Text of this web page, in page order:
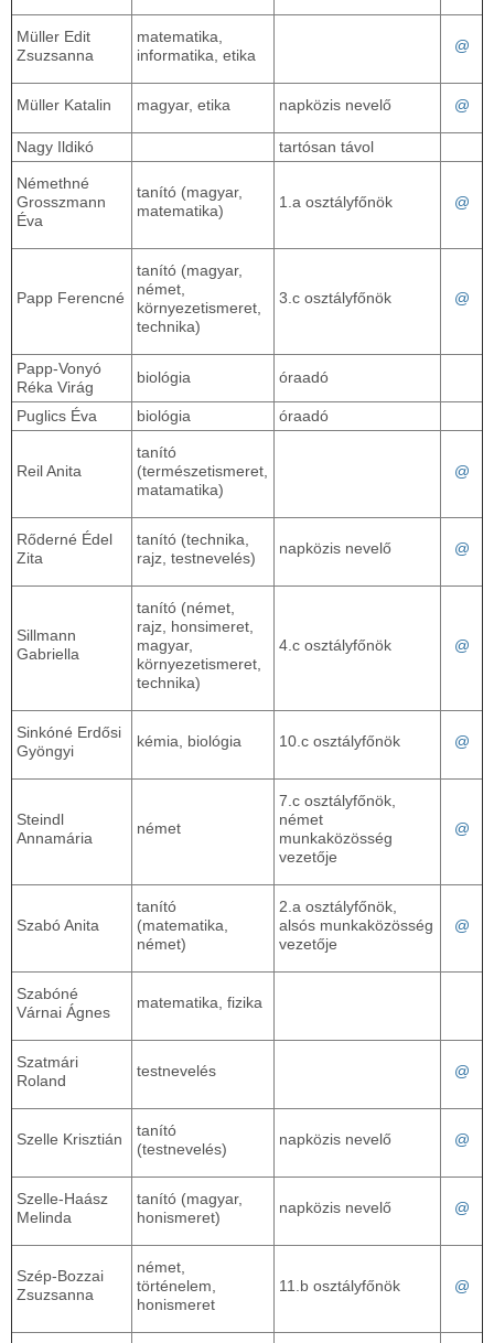
Müller Edit
Zsuzsanna
matematika,
informatika, etika
@
Müller Katalin magyar, etika napközis nevelő @
Nagy Ildikó tartósan távol
Némethné
Grosszmann
Éva
tanító (magyar,
matematika)
1.a osztályfőnök @
Papp Ferencné
tanító (magyar,
német,
környezetismeret,
technika)
3.c osztályfőnök @
Papp-Vonyó
Réka Virág
biológia óraadó
Puglics Éva biológia óraadó
Reil Anita
tanító
(természetismeret,
matamatika)
@
Rőderné Édel
Zita
tanító (technika,
rajz, testnevelés)
napközis nevelő @
Sillmann
Gabriella
tanító (német,
rajz, honsimeret,
magyar,
környezetismeret,
technika)
4.c osztályfőnök @
Sinkóné Erdősi
Gyöngyi
kémia, biológia 10.c osztályfőnök @
Steindl
Annamária
német
7.c osztályfőnök,
német
munkaközösség
vezetője
@
Szabó Anita
tanító
(matematika,
német)
2.a osztályfőnök,
alsós munkaközösség
vezetője
@
Szabóné
Várnai Ágnes
matematika, fizika
Szatmári
Roland
testnevelés @
Szelle Krisztián
tanító
(testnevelés)
napközis nevelő @
Szelle-Haász
Melinda
tanító (magyar,
honismeret)
napközis nevelő @
Szép-Bozzai
Zsuzsanna
német,
történelem,
honismeret
11.b osztályfőnök @